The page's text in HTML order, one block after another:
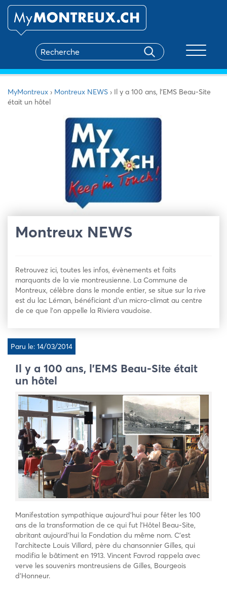
MyMontreux › Montreux NEWS › Il y a 100 ans, l’EMS Beau-Site
était un hôtel
Montreux NEWS
Retrouvez ici, toutes les infos, évènements et faits
marquants de la vie montreusienne. La Commune de
Montreux, célèbre dans le monde entier, se situe sur la rive
est du lac Léman, bénéficiant d’un micro-climat au centre
de ce que l’on appelle la Riviera vaudoise.
Paru le: 14/03/2014
Il y a 100 ans, l’EMS Beau-Site était
un hôtel
Manifestation sympathique aujourd’hui pour fêter les 100
ans de la transformation de ce qui fut l’Hôtel Beau-Site,
abritant aujourd’hui la Fondation du même nom. C’est
l’architecte Louis Villard, père du chansonnier Gilles, qui
modifia le bâtiment en 1913. Vincent Favrod rappela avec
verve les souvenirs montreusiens de Gilles, Bourgeois
d’Honneur.